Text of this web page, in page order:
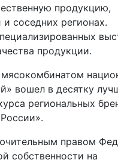
продукцию,
соседних регионах.
продукции.
вошел в десятку
региональных
правом
собственности на